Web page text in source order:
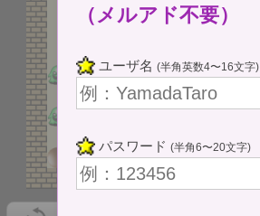
（メルアド不要）
ユーザ名 (半角英数4〜16文字)
パスワード (半角6〜20文字)